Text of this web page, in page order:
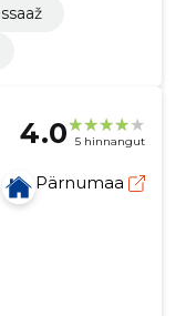
4.0 5 hinnangut
Pärnumaa